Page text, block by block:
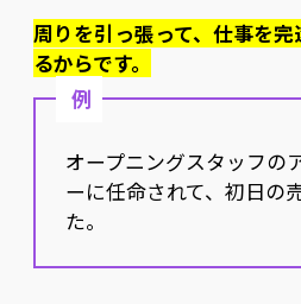
周りを引っ張って、仕事を
るからです。
例
オープニングスタッフの
ーに任命されて、初日の
た。